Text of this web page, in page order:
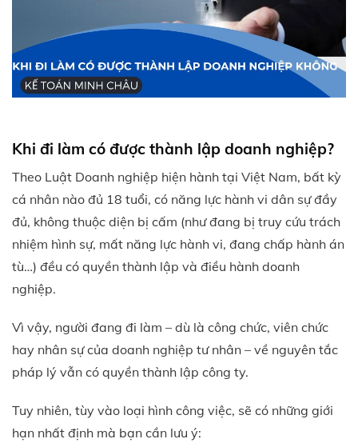
Khi đi làm có được thành lập doanh nghiệp?
Theo Luật Doanh nghiệp hiện hành tại Việt Nam, bất kỳ
cá nhân nào đủ 18 tuổi, có năng lực hành vi dân sự đầy
đủ, không thuộc diện bị cấm (như đang bị truy cứu trách
nhiệm hình sự, mất năng lực hành vi, đang chấp hành án
tù…) đều có quyền thành lập và điều hành doanh
nghiệp.
Vì vậy, người đang đi làm – dù là công chức, viên chức
hay nhân sự của doanh nghiệp tư nhân – về nguyên tắc
pháp lý vẫn có quyền thành lập công ty.
Tuy nhiên, tùy vào loại hình công việc, sẽ có những giới
hạn nhất định mà bạn cần lưu ý: